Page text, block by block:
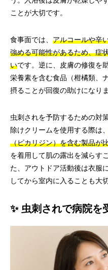
ことが大切です。
食事面では、 アルコールや辛
強める可能性があるため、症
いです。逆に、皮膚の修復を
栄養素を含む食品（柑橘類、
摂ることが回復の助けになりま
虫刺されを予防するための対
除けクリームを使用する際は、
（ピカリジン）を含む製品が
を着用して肌の露出を減らす
た、アウトドア活動後は衣服
してから室内に入ることも大
✨ 虫刺されで病院を